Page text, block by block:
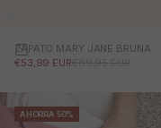
ZAPATO MARY JANE BRUNA
PRECIO DE OFERTA
€53,99 EURPRECIO NORMAL
€89,95 EUR
AHORRA 50%